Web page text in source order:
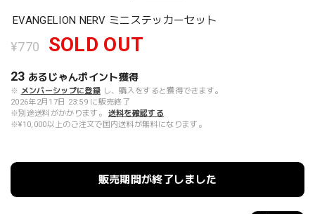
EVANGELION NERV ミニステッカーセット
¥770 SOLD OUT
23 あるじゃんポイント獲得
※ メンバーシップに登録 し、購入をすると獲得できます。
2026年2月17日 23:59 に販売終了
※別途送料がかかります。
送料を確認する
※¥10,000以上のご注文で国内送料が無料になります。
販売期間が終了しました